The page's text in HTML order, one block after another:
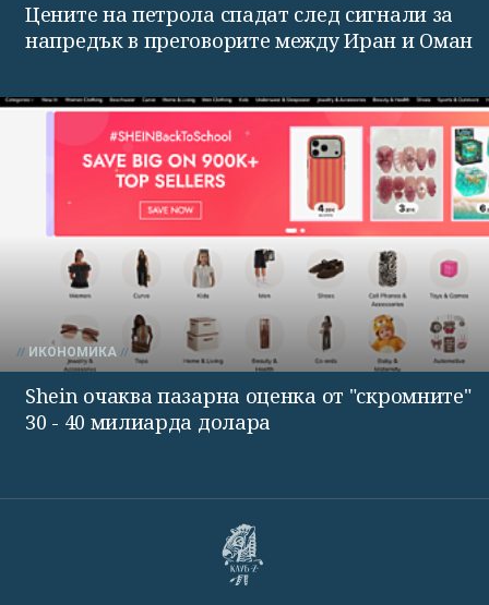
Цените на петрола спадат след сигнали за
напредък в преговорите между Иран и Оман
ИКОНОМИКА
Shein очаква пазарна оценка от "скромните"
30 - 40 милиарда долара